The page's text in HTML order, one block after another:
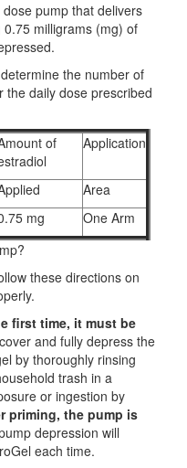
pump that delivers
milligrams (mg) of
the number of
the daily dose prescribed
of
Application
Area
mg
One Arm
these directions on
first time, it must be
and fully depress the
by thoroughly rinsing
trash in a
or ingestion by
priming, the pump is
depression will
each time.